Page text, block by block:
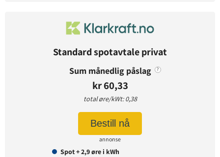
Avtaledetaljer
Timespot
Prisgaranti:1 måneder
Tilbud gyldig for: nye og eksisterende kunder
e-post
Standard spotavtale privat
Spot + 2,9 øre i kWh
Sum månedlig påslag ?
kr 60,33
total øre/kWt: 0,38
Bestill nå
annonse